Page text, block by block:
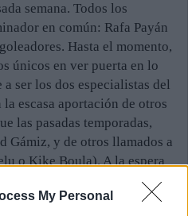
My Personal
semana. Todos los
en común: Rafa Payán
Hasta el momento,
únicos en ver puerta en lo
ser los dos especialistas del
escasa aportación de otros
las pasadas temporadas,
Gámiz, y de otros llamados a
o Kike Boula). A la espera
encuentre la munición, el
en casa para dar otro paso